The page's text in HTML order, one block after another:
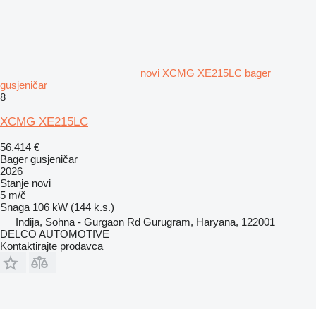
novi XCMG XE215LC bager
gusjeničar
8
XCMG XE215LC
56.414 €
Bager gusjeničar
2026
Stanje novi
5 m/č
Snaga 106 kW (144 k.s.)
Indija, Sohna - Gurgaon Rd Gurugram, Haryana, 122001
DELCO AUTOMOTIVE
Kontaktirajte prodavca